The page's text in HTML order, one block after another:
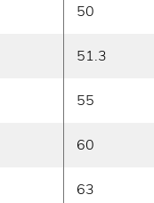
50
51.3
55
60
63